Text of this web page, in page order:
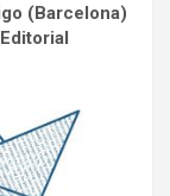
(Barcelona)
Editorial